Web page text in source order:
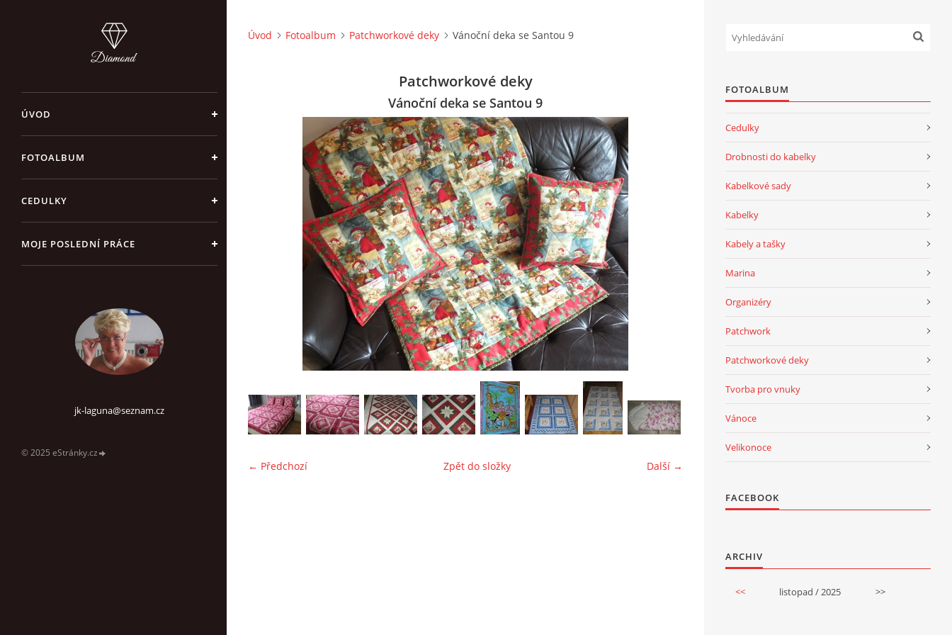
ÚVOD
FOTOALBUM
CEDULKY
MOJE POSLEDNÍ PRÁCE
jk-laguna@seznam.cz
© 2025 eStránky.cz
Úvod Fotoalbum Patchworkové deky Vánoční deka se Santou 9
Patchworkové deky
Vánoční deka se Santou 9
← Předchozí Další →
Zpět do složky
FOTOALBUM
Cedulky
Drobnosti do kabelky
Kabelkové sady
Kabelky
Kabely a tašky
Marina
Organizéry
Patchwork
Patchworkové deky
Tvorba pro vnuky
Vánoce
Velikonoce
FACEBOOK
ARCHIV
<< listopad / 2025 >>